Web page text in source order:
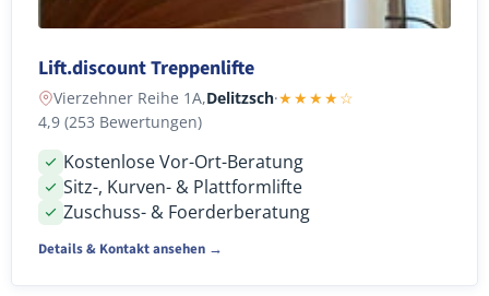
Lift.discount Treppenlifte
Vierzehner Reihe 1A,Delitzsch·★★★★☆
4,9 (253 Bewertungen)
Kostenlose Vor-Ort-Beratung
Sitz-, Kurven- & Plattformlifte
Zuschuss- & Foerderberatung
Details & Kontakt ansehen →